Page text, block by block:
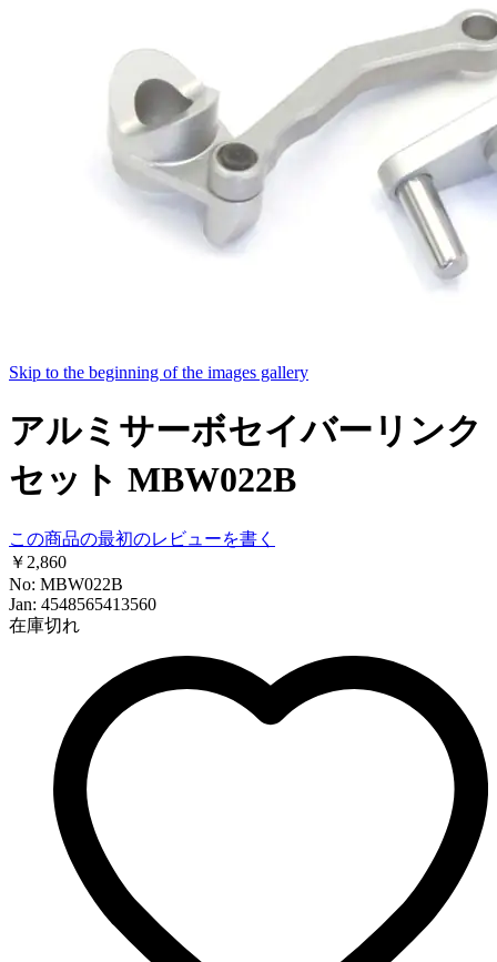
Skip to the beginning of the images gallery
アルミサーボセイバーリンク
セット MBW022B
この商品の最初のレビューを書く
￥2,860
No: MBW022B
Jan: 4548565413560
在庫切れ